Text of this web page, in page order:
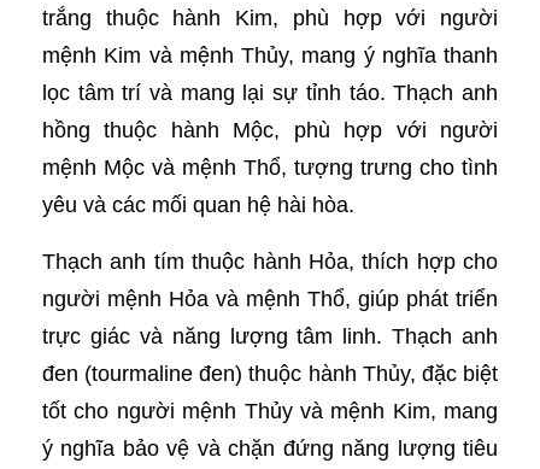
trắng thuộc hành Kim, phù hợp với người
mệnh Kim và mệnh Thủy, mang ý nghĩa thanh
lọc tâm trí và mang lại sự tỉnh táo. Thạch anh
hồng thuộc hành Mộc, phù hợp với người
mệnh Mộc và mệnh Thổ, tượng trưng cho tình
yêu và các mối quan hệ hài hòa.
Thạch anh tím thuộc hành Hỏa, thích hợp cho
người mệnh Hỏa và mệnh Thổ, giúp phát triển
trực giác và năng lượng tâm linh. Thạch anh
đen (tourmaline đen) thuộc hành Thủy, đặc biệt
tốt cho người mệnh Thủy và mệnh Kim, mang
ý nghĩa bảo vệ và chặn đứng năng lượng tiêu